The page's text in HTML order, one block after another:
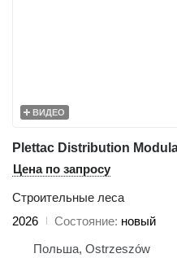
ВИДЕО
Цена по запросу
Строительные леса
2026
Состояние новый
Польша, Ostrzeszów